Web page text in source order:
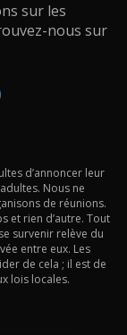
sur les
nous sur
d’annoncer leur
Nous ne
de réunions.
et rien d’autre. Tout
survenir relève du
entre eux. Les
de cela ; il est de
lois locales.